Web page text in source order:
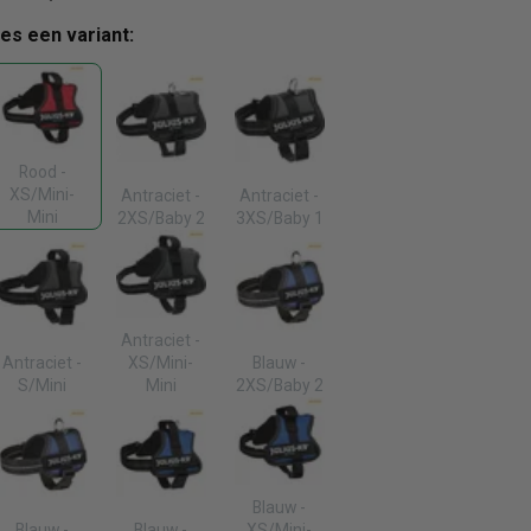
een variant:
Rood -
XS/Mini-
Mini
Antraciet -
2XS/Baby 2
Antraciet -
3XS/Baby 1
Antraciet -
S/Mini
Antraciet -
XS/Mini-
Mini
Blauw -
2XS/Baby 2
Blauw -